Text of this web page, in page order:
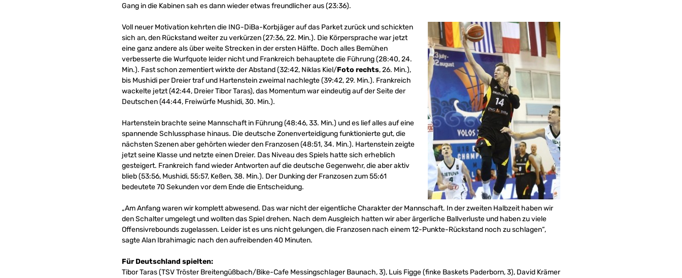
Gang in die Kabinen sah es dann wieder etwas freundlicher aus (23:36).
Voll neuer Motivation kehrten die ING-DiBa-Korbjäger auf das Parket zurück und schickten
sich an, den Rückstand weiter zu verkürzen (27:36, 22. Min.). Die Körpersprache war jetzt
eine ganz andere als über weite Strecken in der ersten Hälfte. Doch alles Bemühen
verbesserte die Wurfquote leider nicht und Frankreich behauptete die Führung (28:40, 24.
Min.). Fast schon zementiert wirkte der Abstand (32:42, Niklas Kiel/Foto rechts, 26. Min.),
bis Mushidi per Dreier traf und Hartenstein zweimal nachlegte (39:42, 29. Min.). Frankreich
wackelte jetzt (42:44, Dreier Tibor Taras), das Momentum war eindeutig auf der Seite der
Deutschen (44:44, Freiwürfe Mushidi, 30. Min.).
Hartenstein brachte seine Mannschaft in Führung (48:46, 33. Min.) und es lief alles auf eine
spannende Schlussphase hinaus. Die deutsche Zonenverteidigung funktionierte gut, die
nächsten Szenen aber gehörten wieder den Franzosen (48:51, 34. Min.). Hartenstein zeigte
jetzt seine Klasse und netzte einen Dreier. Das Niveau des Spiels hatte sich erheblich
gesteigert. Frankreich fand wieder Antworten auf die deutsche Gegenwehr, die aber aktiv
blieb (53:56, Mushidi, 55:57, Keßen, 38. Min.). Der Dunking der Franzosen zum 55:61
bedeutete 70 Sekunden vor dem Ende die Entscheidung.
„Am Anfang waren wir komplett abwesend. Das war nicht der eigentliche Charakter der Mannschaft. In der zweiten Halbzeit haben wir
den Schalter umgelegt und wollten das Spiel drehen. Nach dem Ausgleich hatten wir aber ärgerliche Ballverluste und haben zu viele
Offensivrebounds zugelassen. Leider ist es uns nicht gelungen, die Franzosen nach einem 12-Punkte-Rückstand noch zu schlagen“,
sagte Alan Ibrahimagic nach den aufreibenden 40 Minuten.
Für Deutschland spielten:
Tibor Taras (TSV Tröster Breitengüßbach/Bike-Cafe Messingschlager Baunach, 3), Luis Figge (finke Baskets Paderborn, 3), David Krämer